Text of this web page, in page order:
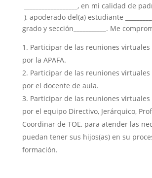
, en mi calidad de
), apoderado del(a) estudiante
grado y sección
. Me
Participar de las reuniones virtuales
por la APAFA.
Participar de las reuniones virtuales
por el docente de aula.
Participar de las reuniones virtuales
por el equipo Directivo, Jerárquico,
Coordinar de TOE, para atender las
puedan tener sus hijos(as) en su
formación.